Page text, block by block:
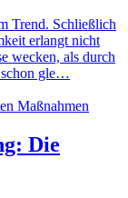
Trend. Schließlich
erlangt nicht
wecken, als durch
schon gle…
Die